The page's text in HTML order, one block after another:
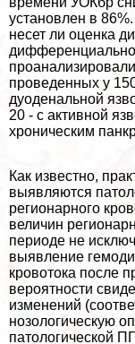
установлен в
несет ли оценка
проведенных у
дуоденальной
20 - с активной
хроническим
Как известно,
выявляются
регионарного
величин
периоде не
выявление
кровотока после
вероятности
изменений
нозологическую
патологической